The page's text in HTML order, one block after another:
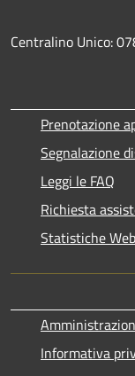
Centralino Unico:
Prenotazione
Segnalazione
Leggi le FAQ
Richiesta
Statistiche Web
Informativa